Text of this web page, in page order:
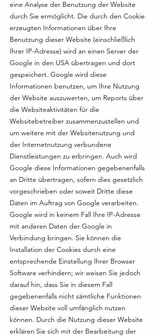
eine Analyse der Benutzung der Website
durch Sie ermöglicht. Die durch den Cookie
erzeugten Informationen über Ihre
Benutzung dieser Website (einschließlich
Ihrer IP-Adresse) wird an einen Server der
Google in den USA übertragen und dort
gespeichert. Google wird diese
Informationen benutzen, um Ihre Nutzung
der Website auszuwerten, um Reports über
die Websiteaktivitäten für die
Websitebetreiber zusammenzustellen und
um weitere mit der Websitenutzung und
der Internetnutzung verbundene
Dienstleistungen zu erbringen. Auch wird
Google diese Informationen gegebenenfalls
an Dritte übertragen, sofern dies gesetzlich
vorgeschrieben oder soweit Dritte diese
Daten im Auftrag von Google verarbeiten.
Google wird in keinem Fall Ihre IP-Adresse
mit anderen Daten der Google in
Verbindung bringen. Sie können die
Installation der Cookies durch eine
entsprechende Einstellung Ihrer Browser
Software verhindern; wir weisen Sie jedoch
darauf hin, dass Sie in diesem Fall
gegebenenfalls nicht sämtliche Funktionen
dieser Website voll umfänglich nutzen
können. Durch die Nutzung dieser Website
erklären Sie sich mit der Bearbeitung der